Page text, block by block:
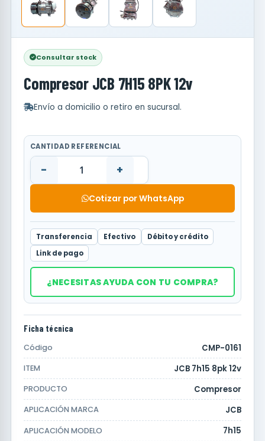
Consultar stock
Compresor JCB 7H15 8PK 12v
Envío a domicilio o retiro en sucursal.
CANTIDAD REFERENCIAL
- +
Cotizar por WhatsApp
Transferencia Efectivo
Débito y crédito
Link de pago
¿NECESITAS AYUDA CON TU COMPRA?
Ficha técnica
Código CMP-0161
ITEM JCB 7h15 8pk 12v
PRODUCTO Compresor
APLICACIÓN MARCA JCB
APLICACIÓN MODELO 7h15